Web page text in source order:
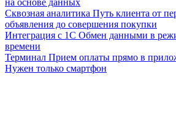
на основе данных
Сквозная аналитика Путь клиента от
объявления до совершения покупки
Интеграция с 1С Обмен данными в
времени
Терминал Прием оплаты прямо в
Нужен только смартфон